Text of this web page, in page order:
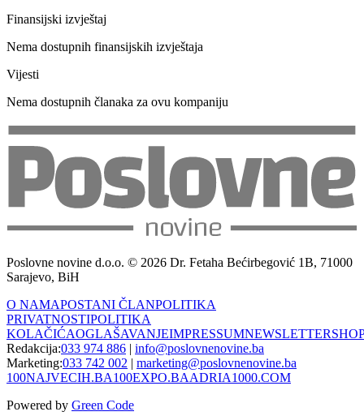
Finansijski izvještaj
Nema dostupnih finansijskih izvještaja
Vijesti
Nema dostupnih članaka za ovu kompaniju
Poslovne novine d.o.o. © 2026 Dr. Fetaha Bećirbegović 1B, 71000
Sarajevo, BiH
O NAMAPOSTANI ČLANPOLITIKA
PRIVATNOSTIPOLITIKA
KOLAČIĆAOGLAŠAVANJEIMPRESSUMNEWSLETTER
Redakcija:033 974 886 | info@poslovnenovine.ba
Marketing:033 742 002 | marketing@poslovnenovine.ba
100NAJVECIH.BA100EXPO.BAADRIA1000.COM
Powered by Green Code